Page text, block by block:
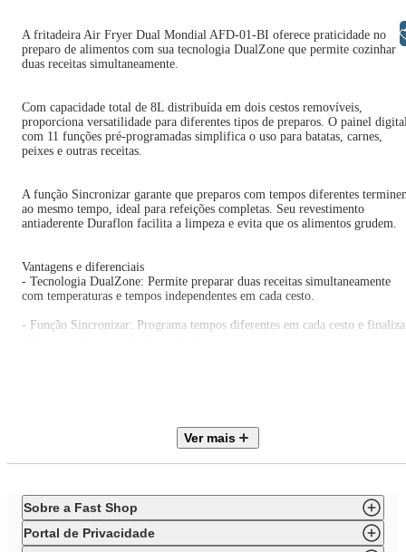
A fritadeira Air Fryer Dual Mondial AFD-01-BI oferece praticidade no
preparo de alimentos com sua tecnologia DualZone que permite cozinhar
duas receitas simultaneamente.
Com capacidade total de 8L distribuída em dois cestos removíveis,
proporciona versatilidade para diferentes tipos de preparos. O painel
com 11 funções pré-programadas simplifica o uso para batatas, carnes,
peixes e outras receitas.
A função Sincronizar garante que preparos com tempos diferentes
ao mesmo tempo, ideal para refeições completas. Seu revestimento
antiaderente Duraflon facilita a limpeza e evita que os alimentos grudem.
Vantagens e diferenciais
- Tecnologia DualZone: Permite preparar duas receitas simultaneamente
com temperaturas e tempos independentes em cada cesto.
- Função Sincronizar: Programa tempos diferentes em cada cesto e finaliza
alimentos com apenas um clique.
- Controle preciso: Timer de 60 minutos e temperatura ajustável até 200°C
para diferentes tipos de alimentos.
Ver mais
Sobre a Fast Shop
Portal de Privacidade
Libras